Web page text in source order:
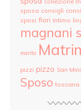
sposa consigli
sposi fiori Intimo
magnani
marito
pizzi pizzo San
Sposo toscana